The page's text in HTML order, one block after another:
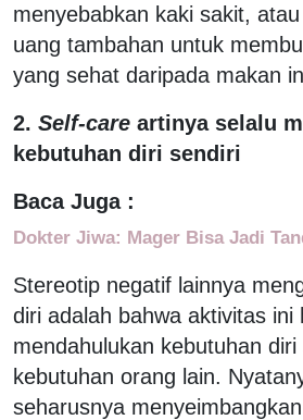
menyebabkan kaki sakit,
uang tambahan untuk
yang sehat daripada makan
2. Self-care artinya selalu
kebutuhan diri sendiri
Baca Juga :
Dokter Jiwa: Mager Bisa Jadi
Stereotip negatif lainnya
diri adalah bahwa aktivitas ini
mendahulukan kebutuhan
kebutuhan orang lain.
seharusnya